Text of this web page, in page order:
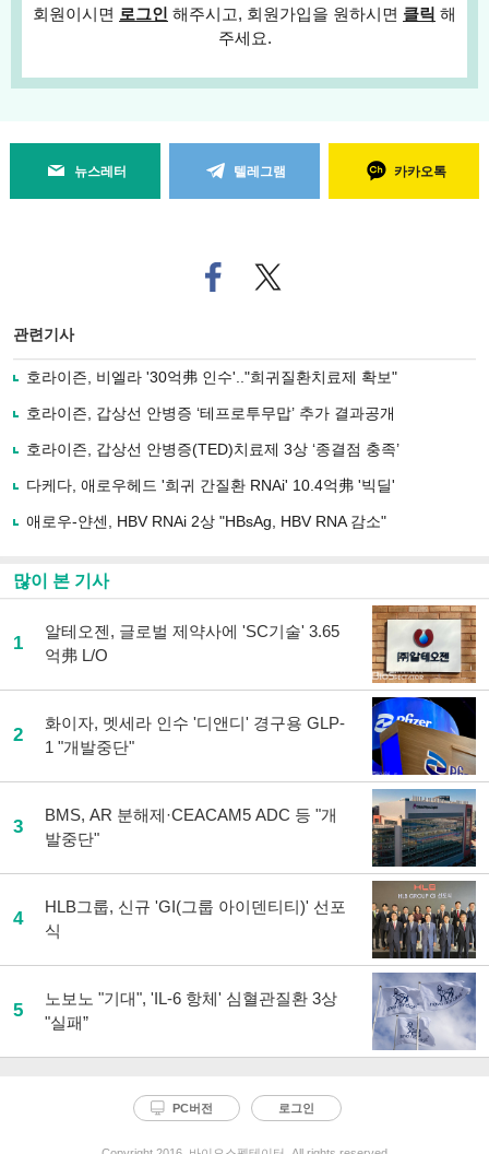
회원이시면 로그인 해주시고, 회원가입을 원하시면 클릭 해
주세요.
뉴스레터 텔레그램 카카오톡
페
이
로
기
사
유
기
트위
터로
관련기사
호라이즌, 비엘라 '30억弗 인수'.."희귀질환치료제 확보"
호라이즌, 갑상선 안병증 ‘테프로투무맙’ 추가 결과공개
호라이즌, 갑상선 안병증(TED)치료제 3상 ‘종결점 충족’
다케다, 애로우헤드 '희귀 간질환 RNAi' 10.4억弗 '빅딜'
애로우-얀센, HBV RNAi 2상 "HBsAg, HBV RNA 감소"
많이 본 기사
1
알테오젠, 글로벌 제약사에 'SC기술' 3.65
억弗 L/O
2
화이자, 멧세라 인수 '디앤디' 경구용 GLP-
1 "개발중단"
3
BMS, AR 분해제·CEACAM5 ADC 등 "개
발중단"
4
HLB그룹, 신규 'GI(그룹 아이덴티티)' 선포
식
5
노보노 "기대", 'IL-6 항체' 심혈관질환 3상
"실패”
PC버전 로그인